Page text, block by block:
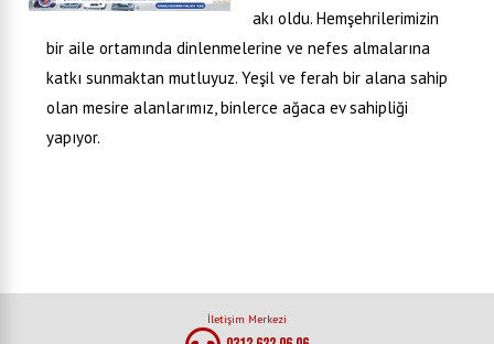
akı oldu. Hemşehrilerimizin
bir aile ortamında dinlenmelerine ve nefes almalarına
katkı sunmaktan mutluyuz. Yeşil ve ferah bir alana sahip
olan mesire alanlarımız, binlerce ağaca ev sahipliği
yapıyor.
İletişim Merkezi